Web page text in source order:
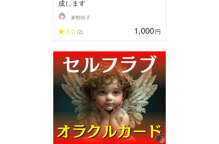
成します
夢野咲子
5.0 (2) 1,000円